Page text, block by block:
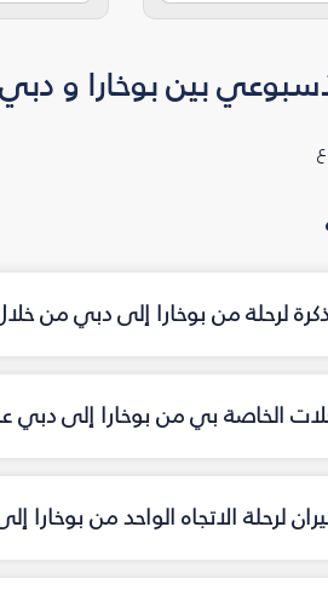
بين بوخارا و دبي
لرحلة من بوخارا إلى دبي من
الخاصة بي من بوخارا إلى دبي
لرحلة الاتجاه الواحد من بوخارا